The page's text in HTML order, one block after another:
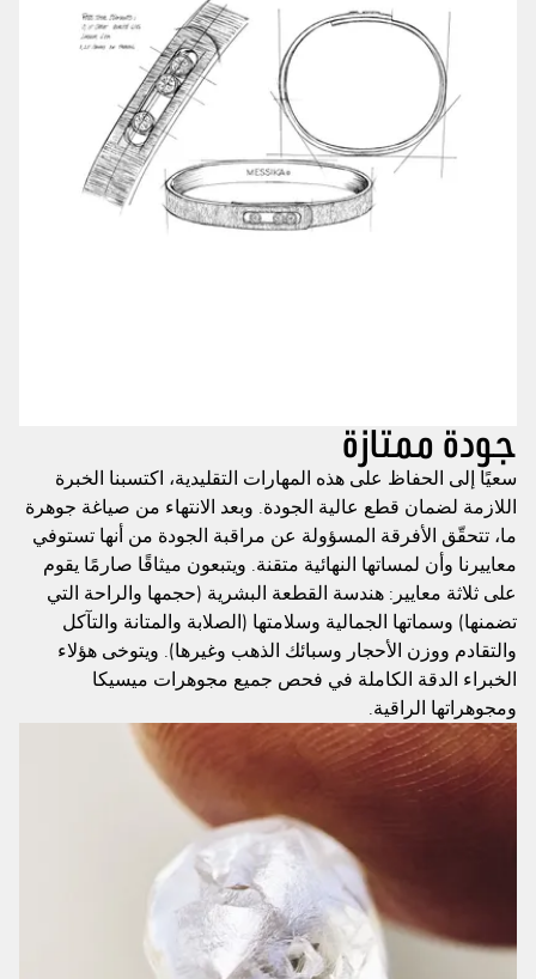
جودة ممتازة
سعيًا إلى الحفاظ على هذه المهارات التقليدية، اكتسبنا الخبرة
اللازمة لضمان قطع عالية الجودة. وبعد الانتهاء من صياغة جوهرة
ما، تتحقّق الأفرقة المسؤولة عن مراقبة الجودة من أنها تستوفي
معاييرنا وأن لمساتها النهائية متقنة. ويتبعون ميثاقًا صارمًا يقوم
على ثلاثة معايير: هندسة القطعة البشرية (حجمها والراحة التي
تضمنها) وسماتها الجمالية وسلامتها (الصلابة والمتانة والتآكل
والتقادم ووزن الأحجار وسبائك الذهب وغيرها). ويتوخى هؤلاء
الخبراء الدقة الكاملة في فحص جميع مجوهرات ميسيكا
ومجوهراتها الراقية.